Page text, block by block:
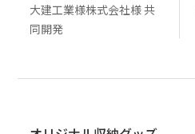
大建工業様株式会社様 共
同開発